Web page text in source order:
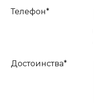
Телефон*
Достоинства*